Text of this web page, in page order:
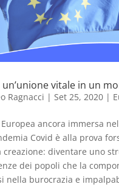
un’unione vitale in un
Ragnacci | Set 25, 2020|
Europea ancora immersa
Covid è alla prova
creazione: diventare uno
dei popoli che la
nella burocrazia e